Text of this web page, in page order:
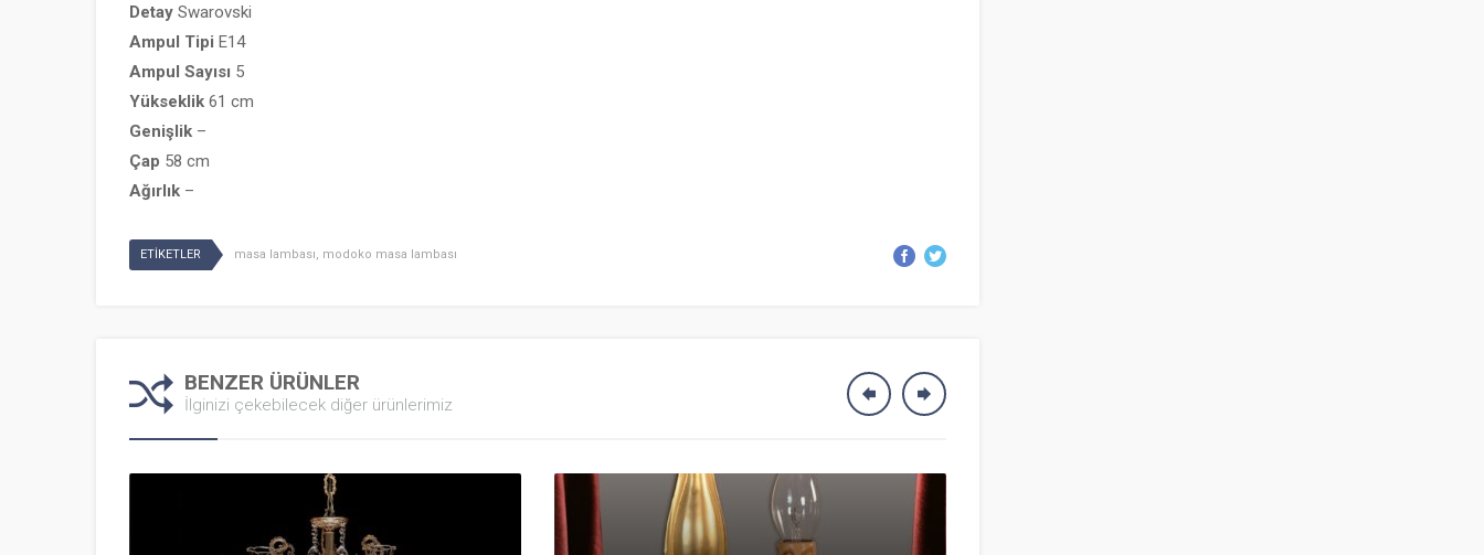
Detay Swarovski
Ampul Tipi E14
Ampul Sayısı 5
Yükseklik 61 cm
Genişlik –
Çap 58 cm
Ağırlık –
ETİKETLER masa lambası, modoko masa lambası
BENZER ÜRÜNLER
İlginizi çekebilecek diğer ürünlerimiz